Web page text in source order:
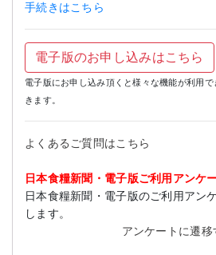
手続きはこちら
電子版のお申し込みはこちら
電子版にお申し込み頂くと様々な機能が利用
きます。
よくあるご質問はこちら
日本食糧新聞・電子版ご利用アンケ
日本食糧新聞・電子版のご利用アン
します。
アンケートに遷移